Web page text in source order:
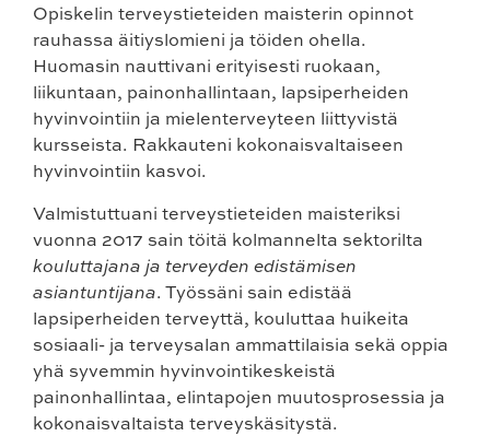
Opiskelin terveystieteiden maisterin opinnot
rauhassa äitiyslomieni ja töiden ohella.
Huomasin nauttivani erityisesti ruokaan,
liikuntaan, painonhallintaan, lapsiperheiden
hyvinvointiin ja mielenterveyteen liittyvistä
kursseista. Rakkauteni kokonaisvaltaiseen
hyvinvointiin kasvoi.
Valmistuttuani terveystieteiden maisteriksi
vuonna 2017 sain töitä kolmannelta sektorilta
kouluttajana ja terveyden edistämisen
asiantuntijana. Työssäni sain edistää
lapsiperheiden terveyttä, kouluttaa huikeita
sosiaali- ja terveysalan ammattilaisia sekä oppia
yhä syvemmin hyvinvointikeskeistä
painonhallintaa, elintapojen muutosprosessia ja
kokonaisvaltaista terveyskäsitystä.